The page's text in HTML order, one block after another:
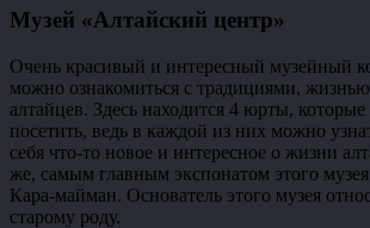
Музей «Алтайский центр»
Очень красивый и интересный музейный
можно ознакомиться с традициями,
алтайцев. Здесь находится 4 юрты, которые
посетить, ведь в каждой из них можно
себя что-то новое и интересное о жизни
же, самым главным экспонатом этого
Кара-майман. Основатель этого музея
старому роду.